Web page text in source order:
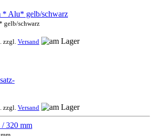
gelb/schwarz
zzgl. Versand
zzgl. Versand